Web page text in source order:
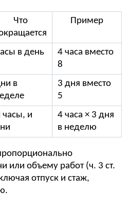
Что
Пример
в день
4 часа вместо
8
в
3 дня вместо
5
часы, и
4 часа × 3 дня
в неделю
или объему работ (ч. 3 ст.
отпуск и стаж,